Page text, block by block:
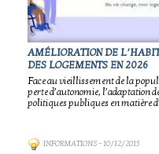
AMÉLIORATION DE
DES LOGEMENTS EN 2026
Face au vieillissement de la
perte d’autonomie, l’adaptation
politiques publiques en matière
INFORMATIONS- 10/12/2015